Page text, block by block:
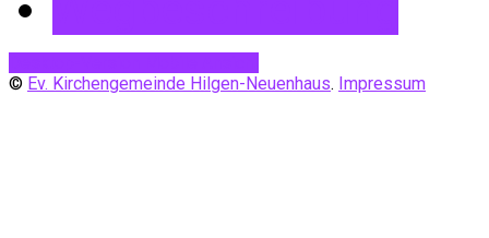
© Ev. Kirchengemeinde Hilgen-Neuenhaus. Impressum